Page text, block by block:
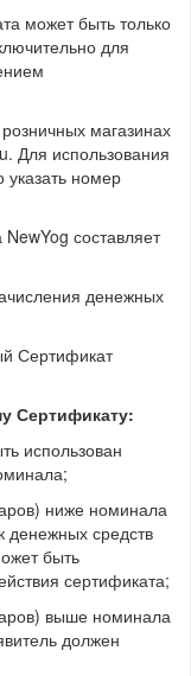
может быть только
для
магазинах
Для использования
указать номер
составляет
денежных
Сертификат
Сертификату:
использован
ниже номинала
денежных средств
быть
сертификата;
выше номинала
должен